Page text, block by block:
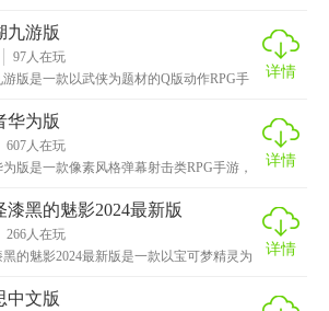
九游版
97人在玩
版是一款以武侠为题材的Q版动作RPG手
详情
华为版
607人在玩
版是一款像素风格弹幕射击类RPG手游，
详情
漆黑的魅影2024最新版
266人在玩
的魅影2024最新版是一款以宝可梦精灵为
详情
中文版